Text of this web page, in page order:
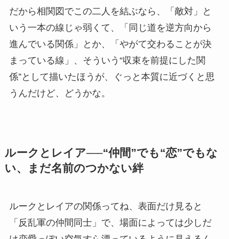
だから相関図でこの二人を結ぶなら、「敵対」と
いう一本の線じゃ弱くて、「同じ道を逆方向から
進んでいる関係」とか、「やがて交わることが決
まっている線」、そういう“収束を前提にした関
係”として描いたほうが、ぐっと本質に近づくと思
うんだけど、どうかな。
ルークとレイア──“仲間”でも“恋”でもな
い、まだ名前のつかない絆
ルークとレイアの関係ってね、表面だけ見ると
「反乱軍の仲間同士」で、場面によっては少しだ